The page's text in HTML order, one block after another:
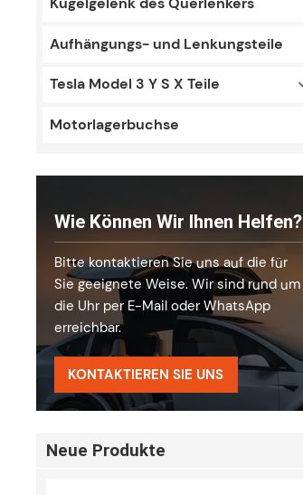
Aufhängungs- und Lenkungsteile
Tesla Model 3 Y S X Teile
Motorlagerbuchse
Wie Können Wir Ihnen Helfen?
Bitte kontaktieren Sie uns auf die für
Sie geeignete Weise. Wir sind rund um
die Uhr per E-Mail oder WhatsApp
erreichbar.
KONTAKTIEREN SIE UNS
Neue Produkte